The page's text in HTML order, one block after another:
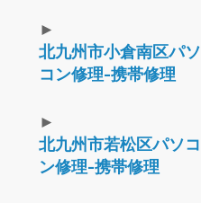
►
北九州市小倉南区パソ
コン修理-携帯修理
►
北九州市若松区パソコ
ン修理-携帯修理